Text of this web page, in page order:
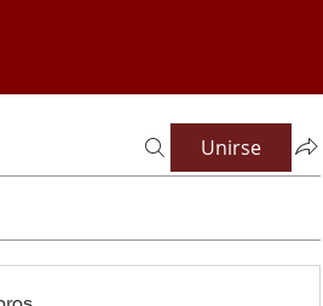
Unirse